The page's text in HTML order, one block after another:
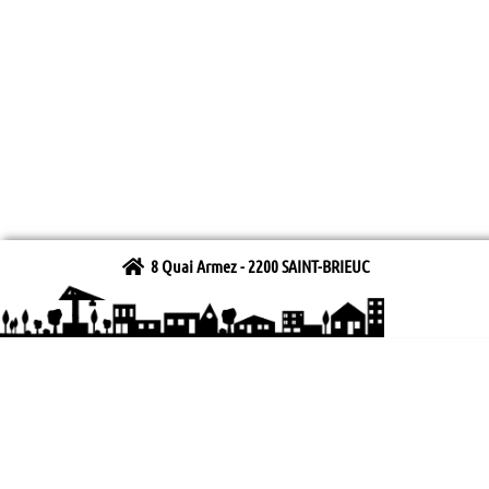
8 Quai Armez - 2200 SAINT-BRIEUC